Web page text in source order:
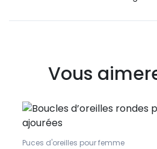
Vous
Puces d'oreilles pour femme